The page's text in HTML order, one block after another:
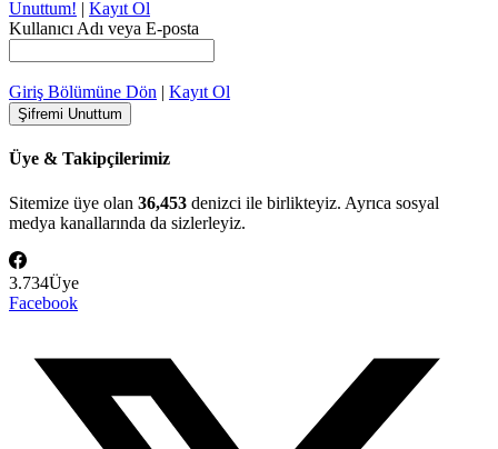
Unuttum! | Kayıt Ol
Kullanıcı Adı veya E-posta
Giriş Bölümüne Dön | Kayıt Ol
Üye & Takipçilerimiz
Sitemize üye olan 36,453 denizci ile birlikteyiz. Ayrıca sosyal
medya kanallarında da sizlerleyiz.
3.734Üye
Facebook